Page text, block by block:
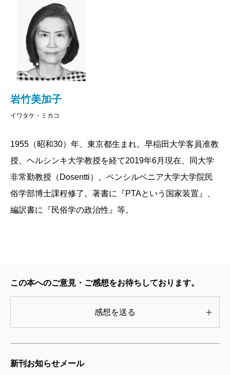
ならず、人が人を育てることの意味を考えるための必
読書。
2019/06/25
岩竹美加子
イワタケ・ミカコ
1955（昭和30）年、東京都生まれ。早稲田大学客員准教
授、ヘルシンキ大学教授を経て2019年6月現在、同大学
非常勤教授（Dosentti）。ペンシルベニア大学大学院民
俗学部博士課程修了。著書に『PTAという国家装置』、
編訳書に『民俗学の政治性』等。
この本へのご意見・ご感想をお待ちしております。
感想を送る
新刊お知らせメール